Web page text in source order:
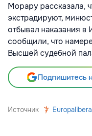
Морару рассказала,
экстрадируют,
отбывал наказания
сообщили, что
Высшей судебной
Подпишитесь
Источник Europalibera